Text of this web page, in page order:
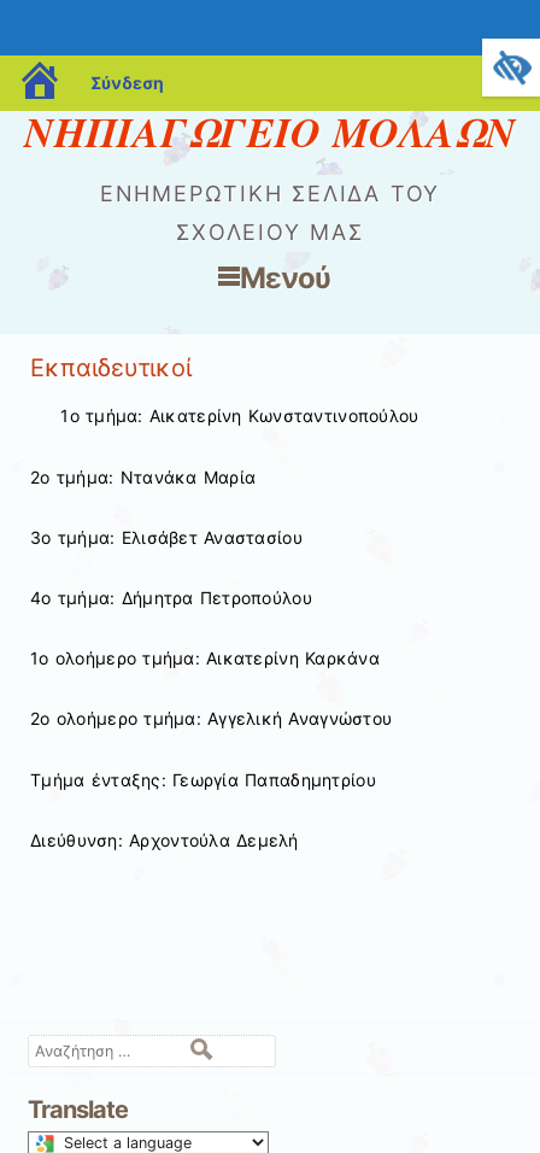
blogs.sch.gr
Σύνδεση
ΝΗΠΙΑΓΩΓΕΙΟ ΜΟΛΑΩΝ
ΕΝΗΜΕΡΩΤΙΚΉ ΣΕΛΊΔΑ ΤΟΥ
ΣΧΟΛΕΊΟΥ ΜΑΣ
Μενού
Εκπαιδευτικοί
1ο τμήμα: Αικατερίνη Κωνσταντινοπούλου
2ο τμήμα: Ντανάκα Μαρία
3ο τμήμα: Ελισάβετ Αναστασίου
4ο τμήμα: Δήμητρα Πετροπούλου
1ο ολοήμερο τμήμα: Αικατερίνη Καρκάνα
2ο ολοήμερο τμήμα: Αγγελική Αναγνώστου
Τμήμα ένταξης: Γεωργία Παπαδημητρίου
Διεύθυνση: Αρχοντούλα Δεμελή
Αναζήτηση
Translate
Select